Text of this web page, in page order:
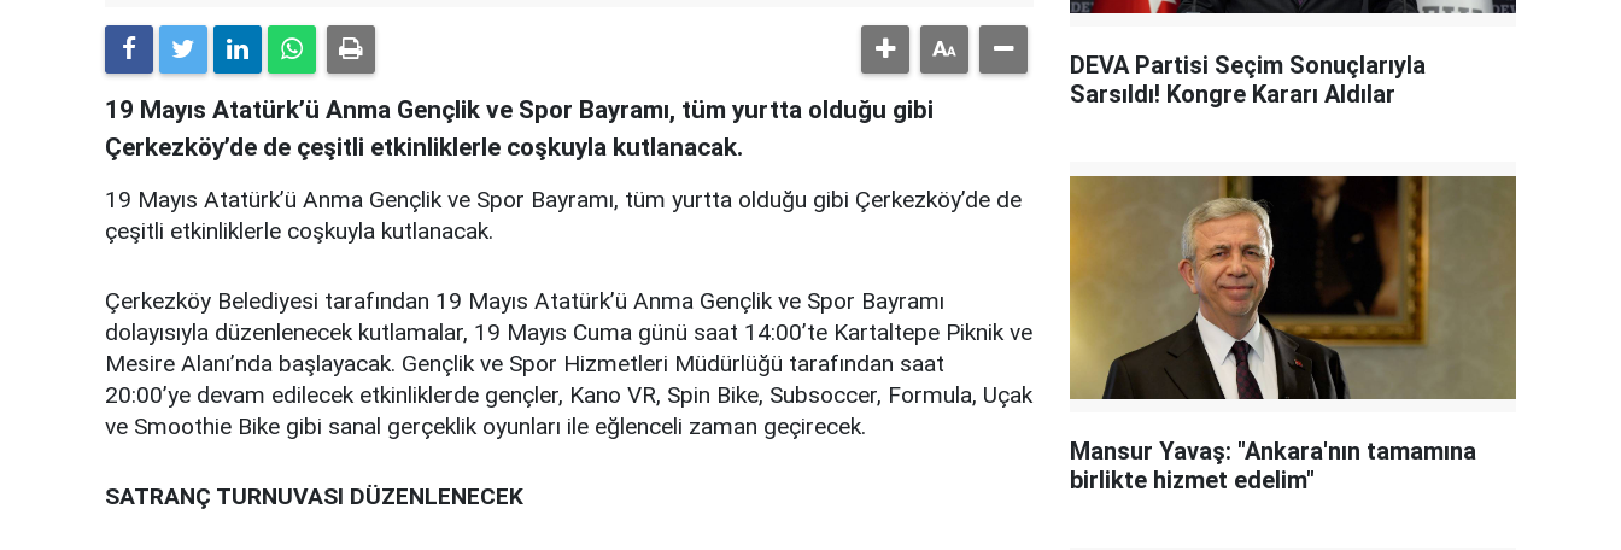
19 Mayıs Atatürk’ü Anma Gençlik ve Spor Bayramı, tüm yurtta olduğu gibi
Çerkezköy’de de çeşitli etkinliklerle coşkuyla kutlanacak.
19 Mayıs Atatürk’ü Anma Gençlik ve Spor Bayramı, tüm yurtta olduğu gibi Çerkezköy’de de
çeşitli etkinliklerle coşkuyla kutlanacak.
Çerkezköy Belediyesi tarafından 19 Mayıs Atatürk’ü Anma Gençlik ve Spor Bayramı
dolayısıyla düzenlenecek kutlamalar, 19 Mayıs Cuma günü saat 14:00’te Kartaltepe Piknik ve
Mesire Alanı’nda başlayacak. Gençlik ve Spor Hizmetleri Müdürlüğü tarafından saat
20:00’ye devam edilecek etkinliklerde gençler, Kano VR, Spin Bike, Subsoccer, Formula, Uçak
ve Smoothie Bike gibi sanal gerçeklik oyunları ile eğlenceli zaman geçirecek.
SATRANÇ TURNUVASI DÜZENLENECEK
DEVA Partisi Seçim Sonuçlarıyla
Sarsıldı! Kongre Kararı Aldılar
Mansur Yavaş: "Ankara'nın tamamına
birlikte hizmet edelim"